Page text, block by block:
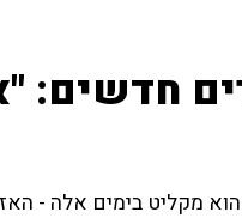
חדשים:
מקליט בימים אלה -